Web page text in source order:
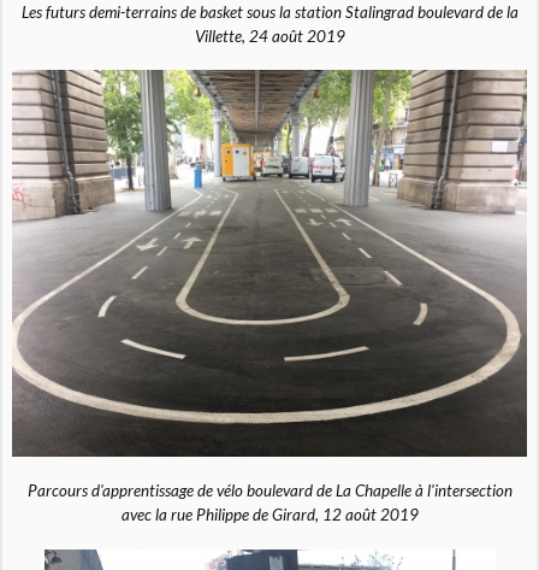
Les futurs demi-terrains de basket sous la station Stalingrad boulevard de la
Villette, 24 août 2019
Parcours d'apprentissage de vélo boulevard de La Chapelle à l'intersection
avec la rue Philippe de Girard, 12 août 2019